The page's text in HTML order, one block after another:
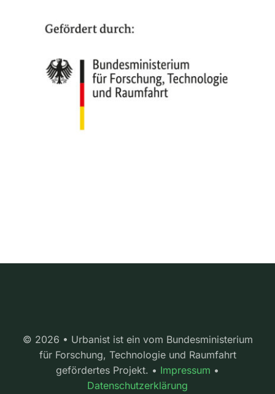
© 2026 • Urbanist ist ein vom Bundesministerium
für Forschung, Technologie und Raumfahrt
gefördertes Projekt. • Impressum •
Datenschutzerklärung